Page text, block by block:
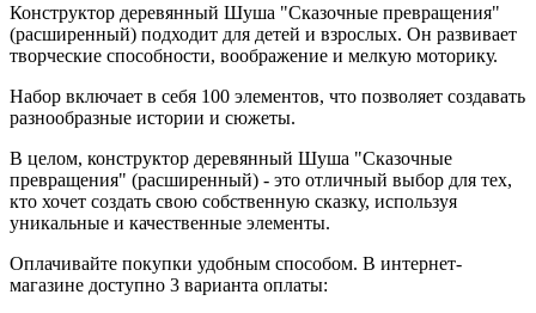
Конструктор деревянный Шуша "Сказочные превращения"
(расширенный) подходит для детей и взрослых. Он развивает
творческие способности, воображение и мелкую моторику.
Набор включает в себя 100 элементов, что позволяет создавать
разнообразные истории и сюжеты.
В целом, конструктор деревянный Шуша "Сказочные
превращения" (расширенный) - это отличный выбор для тех,
кто хочет создать свою собственную сказку, используя
уникальные и качественные элементы.
Оплачивайте покупки удобным способом. В интернет-
магазине доступно 3 варианта оплаты: